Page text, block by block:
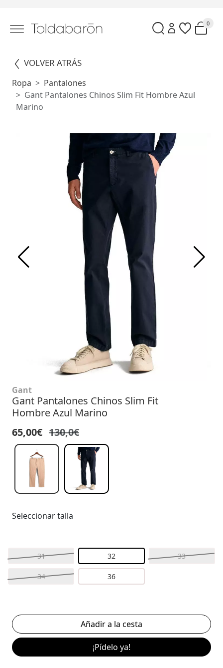
0
VOLVER ATRÁS
Ropa
Pantalones
Gant Pantalones Chinos Slim Fit Hombre Azul
Marino
Gant
Gant Pantalones Chinos Slim Fit
Hombre Azul Marino
65,00€ 130,0€
Seleccionar talla
31 32 33
34 36
¡Pídelo ya!